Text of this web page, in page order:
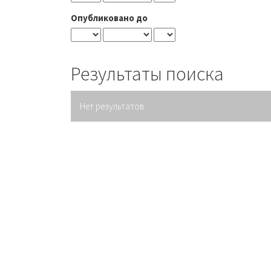
Опубликовано до
Результаты поиска
Нет результатов